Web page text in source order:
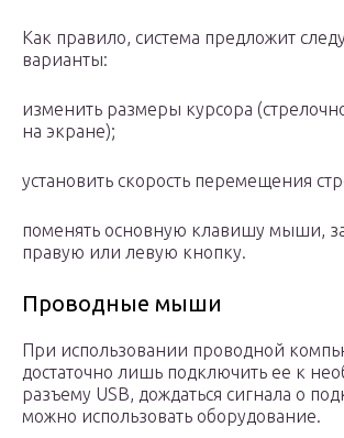
Как правило, система предложит
варианты:
изменить размеры курсора
на экране);
установить скорость перемещения
поменять основную клавишу мыши,
правую или левую кнопку.
Проводные мыши
При использовании проводной
достаточно лишь подключить ее к
разъему USB, дождаться сигнала о
можно использовать оборудование.